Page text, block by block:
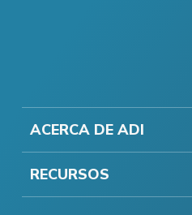
ACERCA DE ADI
RECURSOS